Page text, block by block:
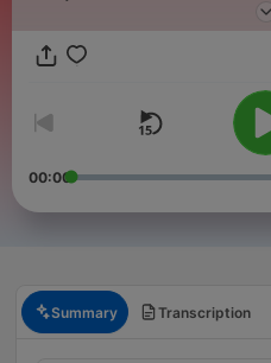
00:00
Summary Transcription